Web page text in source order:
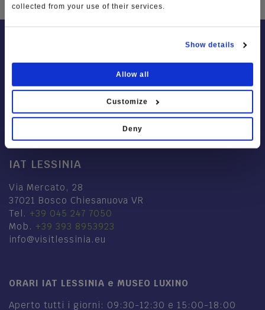
collected from your use of their services.
Show details
Allow all
Customize
Deny
IAT LESSINIA
Via Mercato, 28
37021 Bosco Chiesanuova VR
Tel. +39 045 247 7050
Mob. +39 393 8953923
info@visitlessinia.eu
ORARI IAT LESSINIA e MUSEO LUXINO
Aperto tutti i giorni: 09:30-12:30 e 15:00-18:00